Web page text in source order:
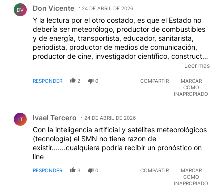
DV Don Vicente 24 DE ABRIL DE 2026
Y la lectura por el otro costado, es que el Estado no
debería ser meteorólogo, productor de combustibles
y de energía, transportista, educador, sanitarista,
periodista, productor de medios de comunicación,
productor de cine, investigador científico, constructor
de obras públicas de todo tipo. El Estado elefante ha
haciéndose empresario. Esto, manejado por los
políticos corruptos de turno, hizo ineficientes y
lamentable por las personas y las familias, pero en
todo caso entonces, TODOS tenemos derechos a ser
empleados por el Estado, y sabemos que eso no es
así. Más del 50% de los trabajadores están desde
hace décadas, en la informalidad, en negro. Eso no le
representativa de los trabajadores (porque no aportan
cuota) Los trabajadores de estado siempre fueron
Leer mas
RESPONDER 2 0 COMPARTIR
MARCAR
COMO
INAPROPIADO
IT Ivael Tercero 24 DE ABRIL DE 2026
Con la inteligencia artificial y satélites meteorológicos
(tecnología) el SMN no tiene razon de
existir.......cualquiera podria recibir un pronóstico on
line
RESPONDER 3 0 COMPARTIR
MARCAR
COMO
INAPROPIADO